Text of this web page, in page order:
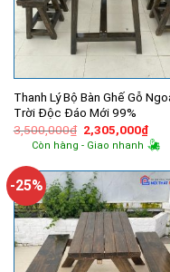
Thanh Lý Bộ Bàn Ghế Gỗ
Trời Độc Đáo Mới 99%
3,500,000₫ Giá
gốc
là:
2,305,000₫Giá
hiện
tại
Còn hàng - Giao nhanh
-25%